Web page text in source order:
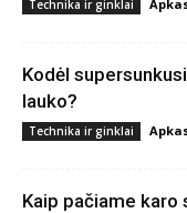
Technika ir ginklai
Kodėl
lauko?
Technika ir ginklai
Kaip pačiame karo